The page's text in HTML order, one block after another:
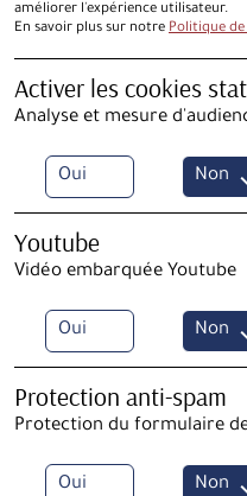
améliorer l'expérience utilisateur.
En savoir plus sur notre Politique
Oui Non
Activer les cookies
Analyse et mesure
Oui Non
Youtube
Vidéo embarquée Youtube
Oui Non
Protection anti-spam
Protection du formulaire